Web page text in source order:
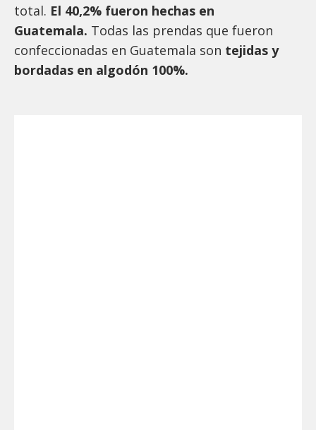
total. El 40,2% ​​​​​​​fueron hechas en
Guatemala. Todas las prendas que fueron
confeccionadas en Guatemala son tejidas y
bordadas en algodón 100%.